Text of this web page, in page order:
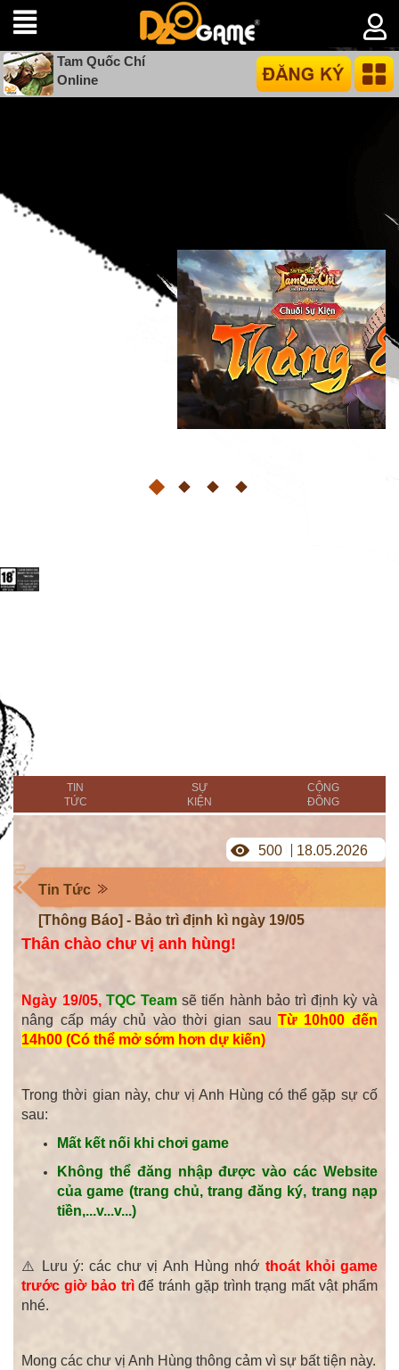
Tam Quốc Chí
Online
TIN
TỨC
SỰ
KIỆN
CỘNG
ĐỒNG
Tin Tức
[Thông Báo] - Bảo trì định kì ngày 19/05
500 18.05.2026
Thân chào chư vị anh hùng!
Ngày 19/05, TQC Teamsẽ tiến hành bảo trì định kỳ và
nâng cấp máy chủ vào thời gian sau Từ 10h00 đến
14h00 (Có thể mở sớm hơn dự kiến)
Trong thời gian này, chư vị Anh Hùng có thể gặp sự cố
sau:
Mất kết nối khi chơi game
Không thể đăng nhập được vào các Website
của game (trang chủ, trang đăng ký, trang nạp
tiền,...v...v...)
⚠️ Lưu ý: các chư vị Anh Hùng nhớ thoát khỏi game
trước giờ bảo trìđể tránh gặp trình trạng mất vật phẩm
nhé.
Mong các chư vị Anh Hùng thông cảm vì sự bất tiện này.